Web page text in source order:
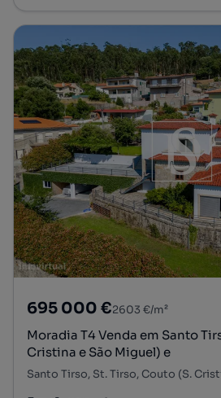
695 000 €2603 €/m²
Moradia T4 Venda em Santo
Cristina e São Miguel) e